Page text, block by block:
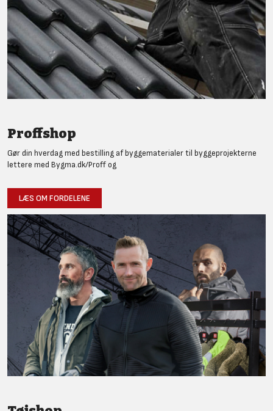
Proffshop
Gør din hverdag med bestilling af byggematerialer til byggeprojekterne
lettere med Bygma.dk/Proff og
LÆS OM FORDELENE